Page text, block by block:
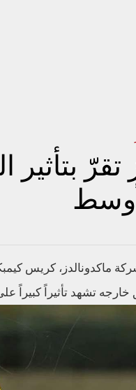
تقرّ
ماكدونالدز، كريس
تشهد تأثيراً كبيراً